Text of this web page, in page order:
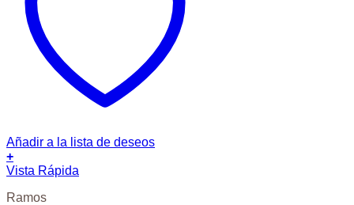
Añadir a la lista de deseos
+
Vista Rápida
Ramos